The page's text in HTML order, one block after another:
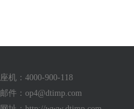
座机：4000-900-118
邮件： op4@dtimp.com